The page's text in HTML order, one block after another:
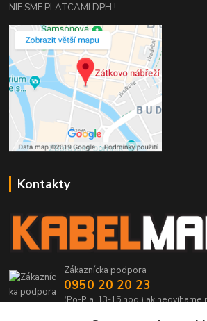
NIE SME PLATCAMI DPH !
Kontakty
Zákaznícka podpora
0950 20 20 23
(Po-Pia, 13-15 hod.) ak nedvíhame